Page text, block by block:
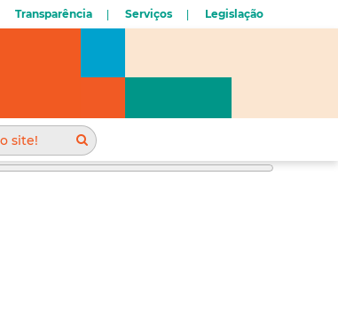
Transparência Serviços Legislação